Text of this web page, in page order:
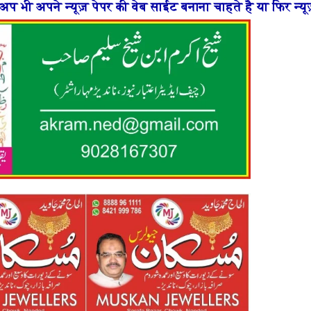
साईट बनाना चाहते है या फिर न्यूज़ पोर्टल बनाना चहाते